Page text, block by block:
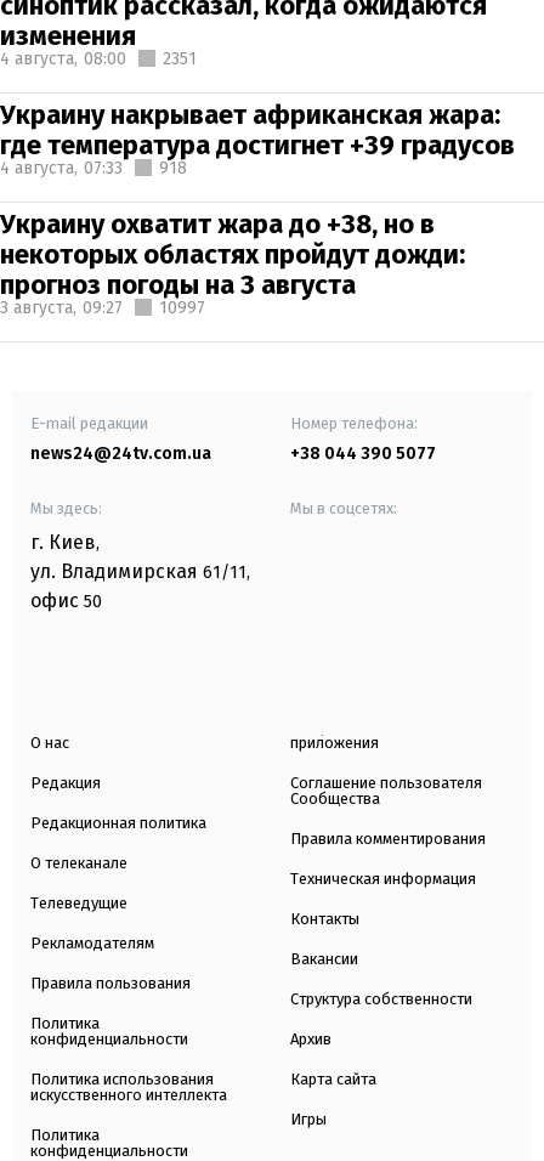
изменения
4 августа, 08:00 2351
Украину накрывает африканская жара:
где температура достигнет +39 градусов
4 августа, 07:33 918
Украину охватит жара до +38, но в
некоторых областях пройдут дожди:
прогноз погоды на 3 августа
3 августа, 09:27 10997
E-mail редакции
news24@24tv.com.ua
Номер телефона:
+38 044 390 5077
Мы здесь:
г. Киев,
ул. Владимирская 61/11,
офис 50
Мы в соцсетях:
О нас
Редакция
Редакционная политика
О телеканале
Телеведущие
Рекламодателям
Правила пользования
Политика
конфиденциальности
Политика использования
искусственного интеллекта
Политика
конфиденциальности
приложения
Соглашение пользователя
Сообщества
Правила комментирования
Техническая информация
Контакты
Вакансии
Структура собственности
Архив
Карта сайта
Игры